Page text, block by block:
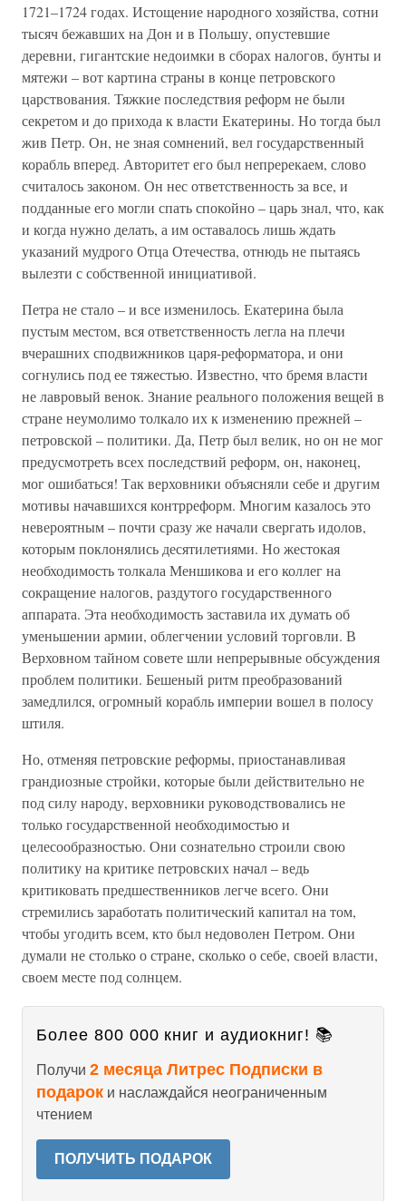
1721–1724 годах. Истощение народного хозяйства, сотни
тысяч бежавших на Дон и в Польшу, опустевшие
деревни, гигантские недоимки в сборах налогов, бунты и
мятежи – вот картина страны в конце петровского
царствования. Тяжкие последствия реформ не были
секретом и до прихода к власти Екатерины. Но тогда был
жив Петр. Он, не зная сомнений, вел государственный
корабль вперед. Авторитет его был непререкаем, слово
считалось законом. Он нес ответственность за все, и
подданные его могли спать спокойно – царь знал, что, как
и когда нужно делать, а им оставалось лишь ждать
указаний мудрого Отца Отечества, отнюдь не пытаясь
вылезти с собственной инициативой.
Петра не стало – и все изменилось. Екатерина была
пустым местом, вся ответственность легла на плечи
вчерашних сподвижников царя-реформатора, и они
согнулись под ее тяжестью. Известно, что бремя власти
не лавровый венок. Знание реального положения вещей в
стране неумолимо толкало их к изменению прежней –
петровской – политики. Да, Петр был велик, но он не мог
предусмотреть всех последствий реформ, он, наконец,
мог ошибаться! Так верховники объясняли себе и другим
мотивы начавшихся контрреформ. Многим казалось это
невероятным – почти сразу же начали свергать идолов,
которым поклонялись десятилетиями. Но жестокая
необходимость толкала Меншикова и его коллег на
сокращение налогов, раздутого государственного
аппарата. Эта необходимость заставила их думать об
уменьшении армии, облегчении условий торговли. В
Верховном тайном совете шли непрерывные обсуждения
проблем политики. Бешеный ритм преобразований
замедлился, огромный корабль империи вошел в полосу
штиля.
Но, отменяя петровские реформы, приостанавливая
грандиозные стройки, которые были действительно не
под силу народу, верховники руководствовались не
только государственной необходимостью и
целесообразностью. Они сознательно строили свою
политику на критике петровских начал – ведь
критиковать предшественников легче всего. Они
стремились заработать политический капитал на том,
чтобы угодить всем, кто был недоволен Петром. Они
думали не столько о стране, сколько о себе, своей власти,
своем месте под солнцем.
Более 800 000 книг и аудиокниг! 📚
Получи 2 месяца Литрес Подписки в
подарок и наслаждайся неограниченным
чтением
ПОЛУЧИТЬ ПОДАРОК